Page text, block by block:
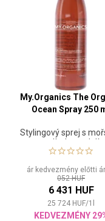
My.Organics The
Ocean Spray 250
Stylingový sprej s
solí a levandulí
ár kedvezmény előtti
052 HUF
6 431 HUF
25 724 HUF/1
KEDVEZMÉNY